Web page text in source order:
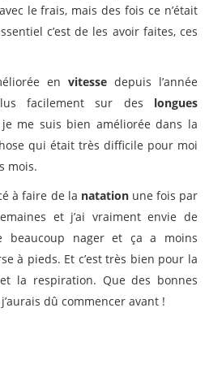
le frais, mais des fois ce n’était
c’est de les avoir faites, ces
en vitesse depuis l’année
facilement sur des longues
me suis bien améliorée dans la
qui était très difficile pour moi
mois.
à faire de la natationune fois par
et j’ai vraiment envie de
beaucoup nager et ça a moins
à pieds. Et c’est très bien pour la
la respiration. Que des bonnes
dû commencer avant !